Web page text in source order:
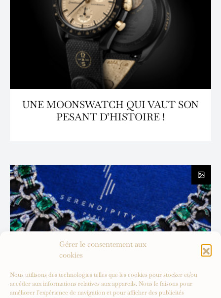
Gérer le consentement aux
cookies
Nous utilisons des technologies telles que les cookies pour stocker et/ou
accéder aux informations relatives aux appareils. Nous le faisons pour
améliorer l’expérience de navigation et pour afficher des publicités
UNE MOONSWATCH QUI VAUT SON
PESANT D’HISTOIRE !